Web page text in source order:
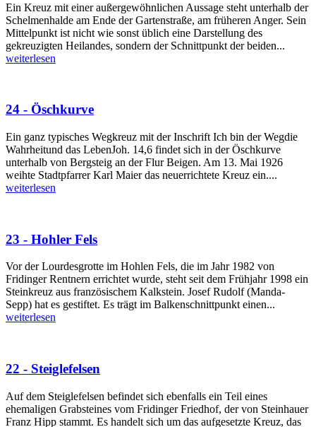
Ein Kreuz mit einer außergewöhnlichen Aussage steht unterhalb der
Schelmenhalde am Ende der Gartenstraße, am früheren Anger. Sein
Mittelpunkt ist nicht wie sonst üblich eine Darstellung des
gekreuzigten Heilandes, sondern der Schnittpunkt der beiden...
weiterlesen
24 - Öschkurve
Ein ganz typisches Wegkreuz mit der Inschrift Ich bin der Wegdie
Wahrheitund das LebenJoh. 14,6 findet sich in der Öschkurve
unterhalb von Bergsteig an der Flur Beigen. Am 13. Mai 1926
weihte Stadtpfarrer Karl Maier das neuerrichtete Kreuz ein....
weiterlesen
23 - Hohler Fels
Vor der Lourdesgrotte im Hohlen Fels, die im Jahr 1982 von
Fridinger Rentnern errichtet wurde, steht seit dem Frühjahr 1998 ein
Steinkreuz aus französischem Kalkstein. Josef Rudolf (Manda-
Sepp) hat es gestiftet. Es trägt im Balkenschnittpunkt einen...
weiterlesen
22 - Steiglefelsen
Auf dem Steiglefelsen befindet sich ebenfalls ein Teil eines
ehemaligen Grabsteines vom Fridinger Friedhof, der von Steinhauer
Franz Hipp stammt. Es handelt sich um das aufgesetzte Kreuz, das